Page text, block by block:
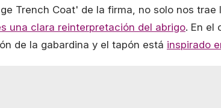
Trench Coat' de la firma, no solo nos
una clara reinterpretación del abrigo. En el
de la gabardina y el tapón está inspirado